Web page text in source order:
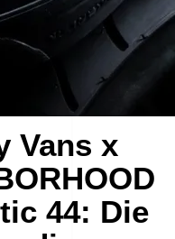
Vans x
44: Die